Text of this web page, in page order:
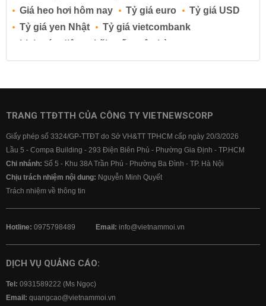
Giá heo hơi hôm nay
Tỷ giá euro
Tỷ giá USD
Tỷ giá yen Nhật
Tỷ giá vietcombank
Lịch cúp điện
Lãi suất ngân hàng
Lãi suất tiết kiệm
Lãi suất tiền gửi
Lãi suất ngân hàng BIDV
Lãi suất ngân hàng Vietcombank
TRANG TTĐTTH CỦA CÔNG TY VIETNEWSCORP
Giấy phép số 3324/GP-TTĐT do Sở VH&TT TPHCM cấp ngày 20/3/2026
Lầu 5 - Compa Building - 293 Điện Biên Phủ - Phường Gia Định - TP.HCM
Chi nhánh: Số 5 - Khu 38A Trần Phú - Phường Ba Đình - TP. Hà Nội
Chịu trách nhiệm nội dung: Nguyễn Minh Quyết
Trách nhiệm về thông tin
Hotline: 0975798489 Email: info@vietnammoi.vn
DỊCH VỤ QUẢNG CÁO:
Tel: 0931589222 (Ms Ngọc)
Email: quangcao@vietnammoi.vn